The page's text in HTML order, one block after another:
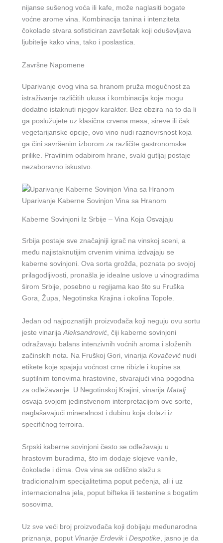
nijanse sušenog voća ili kafe, može naglasiti bogate
voćne arome vina. Kombinacija tanina i intenziteta
čokolade stvara sofisticiran završetak koji oduševljava
ljubitelje kako vina, tako i poslastica.
Završne Napomene
Uparivanje ovog vina sa hranom pruža mogućnost za
istraživanje različitih ukusa i kombinacija koje mogu
dodatno istaknuti njegov karakter. Bez obzira na to da li
ga poslužujete uz klasična crvena mesa, sireve ili čak
vegetarijanske opcije, ovo vino nudi raznovrsnost koja
ga čini savršenim izborom za različite gastronomske
prilike. Pravilnim odabirom hrane, svaki gutljaj postaje
nezaboravno iskustvo.
Uparivanje Kaberne Sovinjon Vina sa Hranom
Kaberne Sovinjoni Iz Srbije – Vina Koja Osvajaju
Srbija postaje sve značajniji igrač na vinskoj sceni, a
među najistaknutijim crvenim vinima izdvajaju se
kaberne sovinjoni. Ova sorta grožđa, poznata po svojoj
prilagodljivosti, pronašla je idealne uslove u vinogradima
širom Srbije, posebno u regijama kao što su Fruška
Gora, Župa, Negotinska Krajina i okolina Topole.
Jedan od najpoznatijih proizvođača koji neguju ovu sortu
jeste vinarija Aleksandrović , čiji kaberne sovinjoni
odražavaju balans intenzivnih voćnih aroma i složenih
začinskih nota. Na Fruškoj Gori, vinarija Kovačević nudi
etikete koje spajaju voćnost crne ribizle i kupine sa
suptilnim tonovima hrastovine, stvarajući vina pogodna
za odležavanje. U Negotinskoj Krajini, vinarija Matalj
osvaja svojom jedinstvenom interpretacijom ove sorte,
naglašavajući mineralnost i dubinu koja dolazi iz
specifičnog terroira.
Srpski kaberne sovinjoni često se odležavaju u
hrastovim buradima, što im dodaje slojeve vanile,
čokolade i dima. Ova vina se odlično slažu s
tradicionalnim specijalitetima poput pečenja, ali i uz
internacionalna jela, poput bifteka ili testenine s bogatim
sosovima.
Uz sve veći broj proizvođača koji dobijaju međunarodna
priznanja, poput Vinarije Erdevik i Despotike, jasno je da